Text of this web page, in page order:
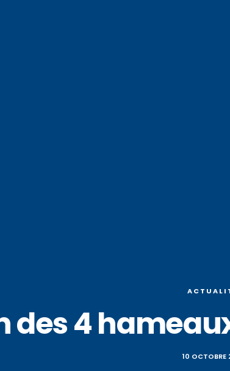
des 4
10 OCTOBRE